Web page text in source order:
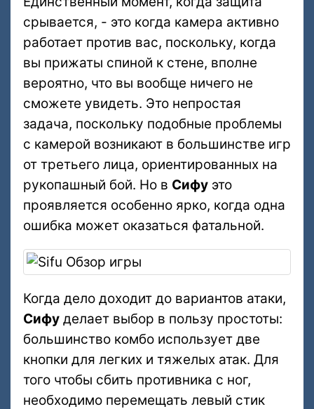
срывается, - это когда камера активно
работает против вас, поскольку, когда
вы прижаты спиной к стене, вполне
вероятно, что вы вообще ничего не
сможете увидеть. Это непростая
задача, поскольку подобные проблемы
с камерой возникают в большинстве игр
от третьего лица, ориентированных на
рукопашный бой. Но в Сифу это
проявляется особенно ярко, когда одна
ошибка может оказаться фатальной.
Когда дело доходит до вариантов атаки,
Сифу делает выбор в пользу простоты:
большинство комбо использует две
кнопки для легких и тяжелых атак. Для
того чтобы сбить противника с ног,
необходимо перемещать левый стик